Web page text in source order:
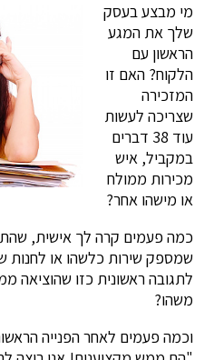
מי מבצע בעסק
שלך את המגע
הראשון עם
הלקוח? האם זו
המזכירה
שצריכה לעשות
עוד 38 דברים
במקביל, איש
מכירות ממולח
או מישהו אחר?
כמה פעמים קרה לך אישית,
שמספק שירות כלשהו או לחנות
לתגובה ראשונית כזו שהוציאה
משהו?
וכמה פעמים לאחר הפנייה